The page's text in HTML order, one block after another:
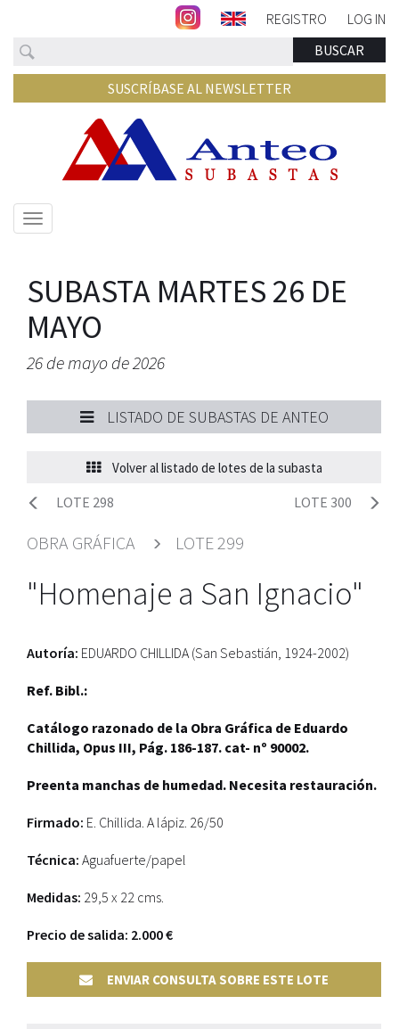
Buscar BUSCAR
REGISTRO LOG IN
SUSCRÍBASE AL NEWSLETTER
Mostrar/ocultar
SUBASTA MARTES 26 DE
MAYO
26 de mayo de 2026
LISTADO DE SUBASTAS DE ANTEO
Volver al listado de lotes de la subasta
LOTE 298 LOTE 300
OBRA GRÁFICA LOTE 299
"Homenaje a San Ignacio"
Autoría: EDUARDO CHILLIDA (San Sebastián, 1924-2002)
Ref. Bibl.:
Catálogo razonado de la Obra Gráfica de Eduardo
Chillida, Opus III, Pág. 186-187. cat- nº 90002.
Preenta manchas de humedad. Necesita restauración.
Firmado: E. Chillida. A lápiz. 26/50
Técnica: Aguafuerte/papel
Medidas: 29,5 x 22 cms.
Precio de salida: 2.000 €
ENVIAR CONSULTA SOBRE ESTE LOTE